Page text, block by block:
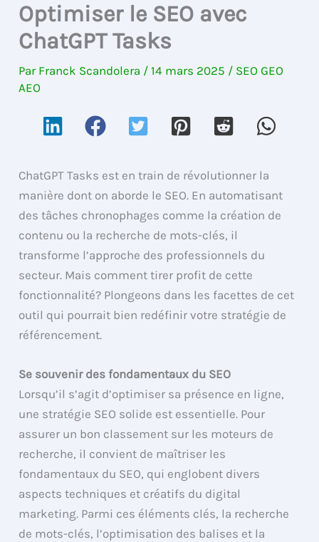
Optimiser le SEO avec
ChatGPT Tasks
Par Franck Scandolera /14 mars 2025 / SEO GEO
AEO
ChatGPT Tasks est en train de révolutionner la
manière dont on aborde le SEO. En automatisant
des tâches chronophages comme la création de
contenu ou la recherche de mots-clés, il
transforme l’approche des professionnels du
secteur. Mais comment tirer profit de cette
fonctionnalité? Plongeons dans les facettes de cet
outil qui pourrait bien redéfinir votre stratégie de
référencement.
Se souvenir des fondamentaux du SEO
Lorsqu’il s’agit d’optimiser sa présence en ligne,
une stratégie SEO solide est essentielle. Pour
assurer un bon classement sur les moteurs de
recherche, il convient de maîtriser les
fondamentaux du SEO, qui englobent divers
aspects techniques et créatifs du digital
marketing. Parmi ces éléments clés, la recherche
de mots-clés, l’optimisation des balises et la